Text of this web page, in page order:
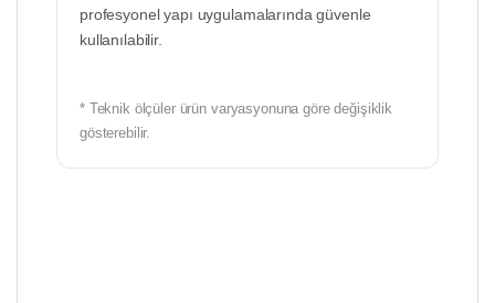
profesyonel yapı uygulamalarında güvenle
kullanılabilir.
* Teknik ölçüler ürün varyasyonuna göre değişiklik
gösterebilir.